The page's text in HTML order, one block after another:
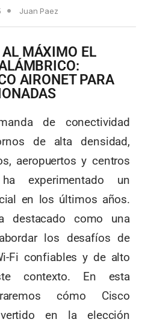
Juan Paez
MÁXIMO EL
AIRONET PARA
de conectividad
de alta densidad,
aeropuertos y centros
experimentado un
en los últimos años.
destacado como una
los desafíos de
Fi confiables y de alto
contexto. En esta
cómo Cisco
en la elección